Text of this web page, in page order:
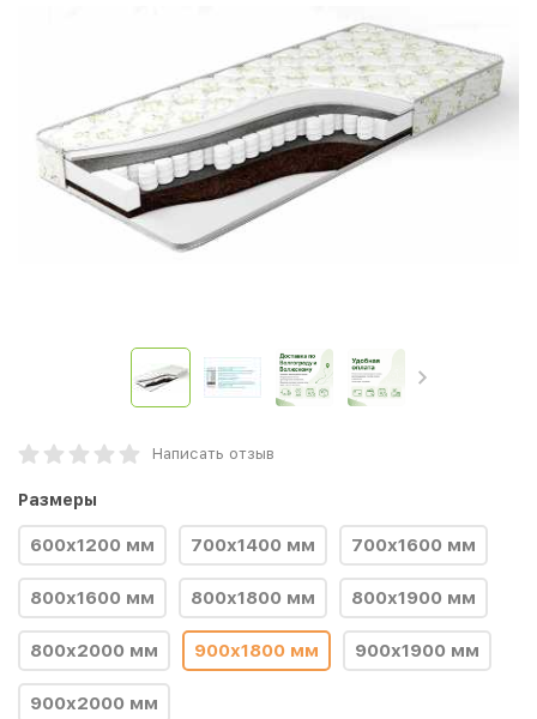
Написать отзыв
Размеры
600x1200 мм 700x1400 мм 700x1600 мм
800x1600 мм 800x1800 мм 800x1900 мм
800x2000 мм 900x1800 мм 900x1900 мм
900x2000 мм